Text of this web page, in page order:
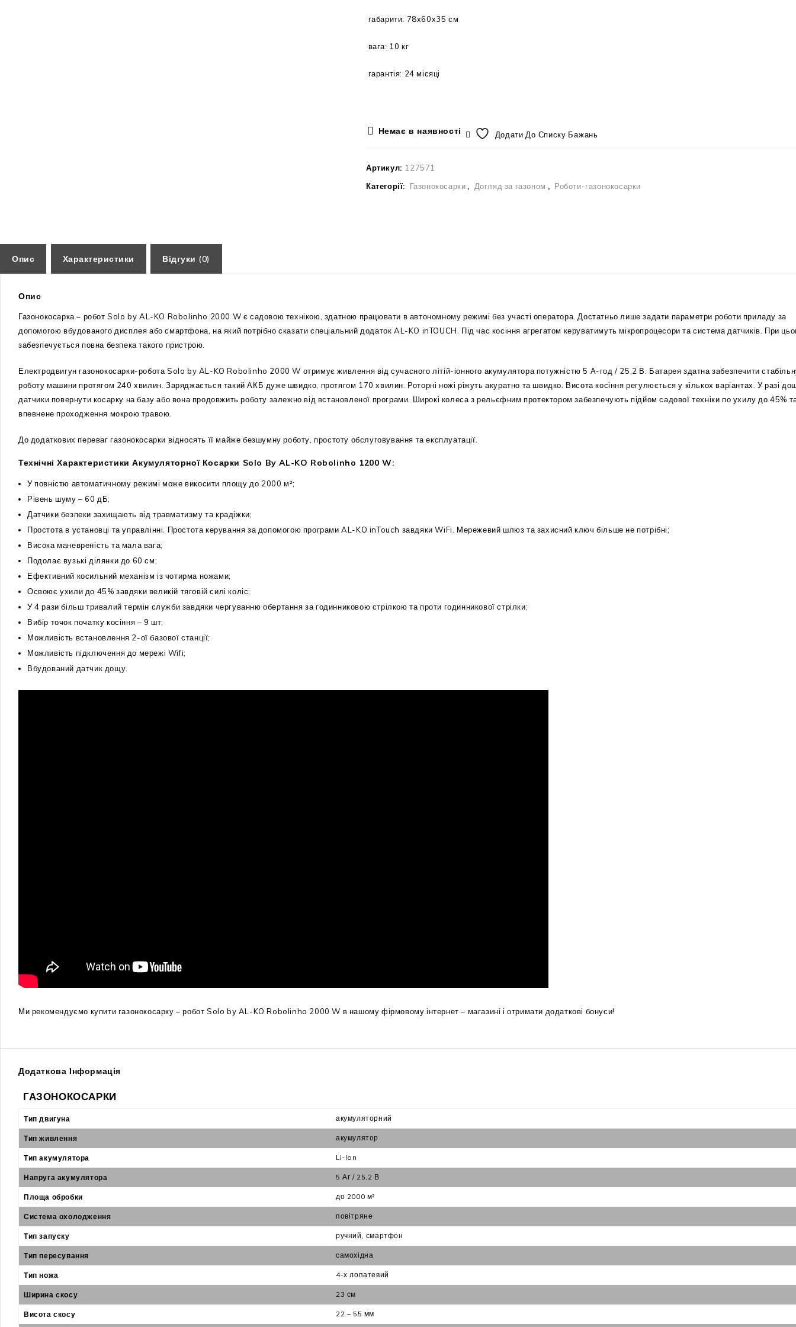
габарити: 78х60х35 см
вага: 10 кг
гарантія: 24 місяці
Немає в наявності Додати До Списку Бажань
Артикул: 127571
Категорії:
Газонокосарки , Догляд за газоном , Роботи-газонокосарки
Опис Характеристики Відгуки (0)
Опис
Газонокосарка – робот Solo by AL-KO Robolinho 2000 W є садовою технікою, здатною працювати в автономному режимі без участі оператора. Достатньо лише задати параметри роботи приладу за
допомогою вбудованого дисплея або смартфона, на який потрібно сказати спеціальний додаток AL-KO inTOUCH. Під час косіння агрегатом керуватимуть мікропроцесори та система датчиків. При
забезпечується повна безпека такого пристрою.
Електродвигун газонокосарки-робота Solo by AL-KO Robolinho 2000 W отримує живлення від сучасного літій-іонного акумулятора потужністю 5 А-год / 25,2 В. Батарея здатна забезпечити
роботу машини протягом 240 хвилин. Заряджається такий АКБ дуже швидко, протягом 170 хвилин. Роторні ножі ріжуть акуратно та швидко. Висота косіння регулюється у кількох варіантах. У разі
датчики повернути косарку на базу або вона продовжить роботу залежно від встановленої програми. Широкі колеса з рельєфним протектором забезпечують підйом садової техніки по ухилу до 45%
впевнене проходження мокрою травою.
До додаткових переваг газонокосарки відносять її майже безшумну роботу, простоту обслуговування та експлуатації.
Технічні Характеристики Акумуляторної Косарки Solo By AL-KO Robolinho 1200 W:
У повністю автоматичному режимі може викосити площу до 2000 м²;
Рівень шуму – 60 дБ;
Датчики безпеки захищають від травматизму та крадіжки;
Простота в установці та управлінні. Простота керування за допомогою програми AL-KO inTouch завдяки WiFi. Мережевий шлюз та захисний ключ більше не потрібні;
Висока маневреність та мала вага;
Подолає вузькі ділянки до 60 см;
Ефективний косильний механізм із чотирма ножами;
Освоює ухили до 45% завдяки великій тяговій силі коліс;
У 4 рази більш тривалий термін служби завдяки чергуванню обертання за годинниковою стрілкою та проти годинникової стрілки;
Вибір точок початку косіння – 9 шт;
Можливість встановлення 2-ої базової станції;
Можливість підключення до мережі Wifi;
Вбудований датчик дощу.
Ми рекомендуємо купити газонокосарку – робот Solo by AL-KO Robolinho 2000 W в нашому фірмовому інтернет – магазині і отримати додаткові бонуси!
Додаткова Інформація
ГАЗОНОКОСАРКИ
Тип двигуна акумуляторний
Тип живлення акумулятор
Тип акумулятора Li-Ion
Напруга акумулятора 5 Аг / 25,2 В
Площа обробки до 2000 м²
Система охолодження повітряне
Тип запуску ручний , смартфон
Тип пересування самохідна
Тип ножа 4-х лопатевий
Ширина скосу 23 см
Висота скосу 22 – 55 мм